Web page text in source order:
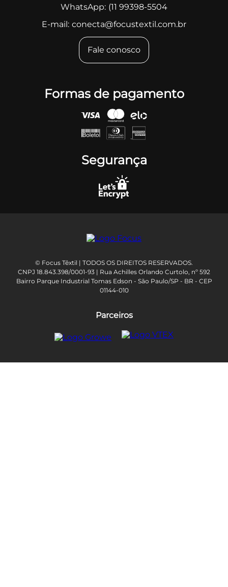
WhatsApp: (11 99398-5504
E-mail: conecta@focustextil.com.br
Fale conosco
Formas de pagamento
Segurança
© Focus Têxtil | TODOS OS DIREITOS RESERVADOS.
CNPJ 18.843.398/0001-93 | Rua Achilles Orlando Curtolo, nº 592
Bairro Parque Industrial Tomas Edson - São Paulo/SP - BR - CEP
01144-010
Parceiros